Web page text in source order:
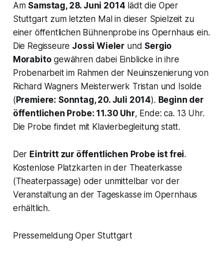
Am Samstag, 28. Juni 2014 lädt die Oper
Stuttgart zum letzten Mal in dieser Spielzeit zu
einer öffentlichen Bühnenprobe ins Opernhaus ein.
Die RegisseureJossi Wieler und Sergio
Morabito gewähren dabei Einblicke in ihre
Probenarbeit im Rahmen der Neuinszenierung von
Richard Wagners Meisterwerk Tristan und Isolde
( Premiere: Sonntag, 20. Juli 2014). Beginn der
öffentlichen Probe: 11.30 Uhr, Ende: ca. 13 Uhr.
Die Probe findet mit Klavierbegleitung statt.
Der Eintritt zur öffentlichen Probe ist frei.
Kostenlose Platzkarten in der Theaterkasse
(Theaterpassage) oder unmittelbar vor der
Veranstaltung an der Tageskasse im Opernhaus
erhältlich.
Pressemeldung Oper Stuttgart